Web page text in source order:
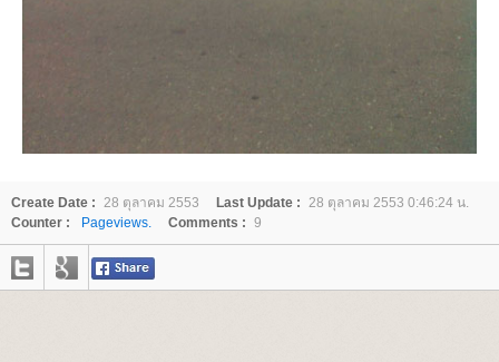
Create Date : 28 ตุลาคม 2553 Last Update : 28 ตุลาคม 2553 0:46:24 น.
Counter :
Pageviews. Comments : 9